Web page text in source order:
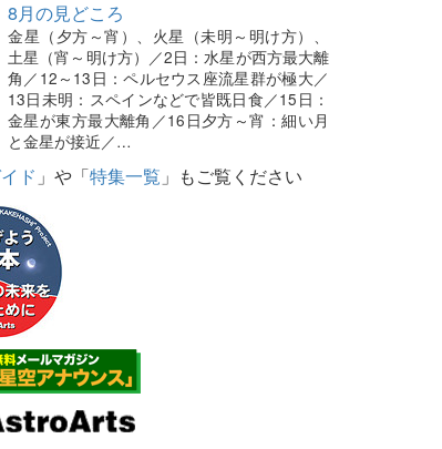
8月の見どころ
金星（夕方～宵）、火星（未明～明け方）、
土星（宵～明け方）／2日：水星が西方最大離
角／12～13日：ペルセウス座流星群が極大／
13日未明：スペインなどで皆既日食／15日：
金星が東方最大離角／16日夕方～宵：細い月
と金星が接近／…
ド 」や「特集一覧 」もご覧ください